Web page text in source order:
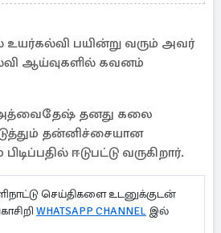
பயின்று வரும் அவர்
ஆய்வுகளில் கவனம்
அத்வைதேஷ் தனது கலை
தன்னிச்சையான
ஈடுபட்டு வருகிறார்.
செய்திகளை உடனுக்குடன்
WHATSAPP CHANNEL இல்